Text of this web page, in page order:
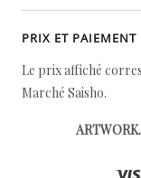
PRIX ET PAIEMENT
Le prix affiché
Marché Saisho.